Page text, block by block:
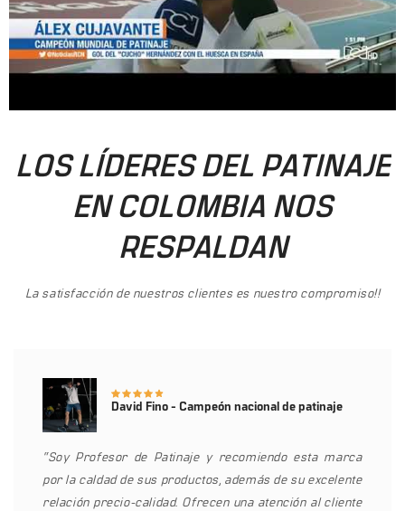
LOS LÍDERES DEL PATINAJE
EN COLOMBIA NOS
RESPALDAN
La satisfacción de nuestros clientes es nuestro compromiso!!
David Fino - Campeón nacional de patinaje
“Soy Profesor de Patinaje y recomiendo esta marca
por la caldad de sus productos, además de su excelente
relación precio-calidad. Ofrecen una atención al cliente